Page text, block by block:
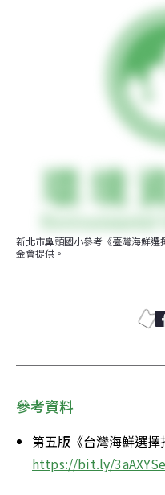
新北市鼻頭國小參考《臺灣海鮮
金會提供。
參考資料
第五版《台灣海鮮選擇
https://bit.ly/3aAXYSe